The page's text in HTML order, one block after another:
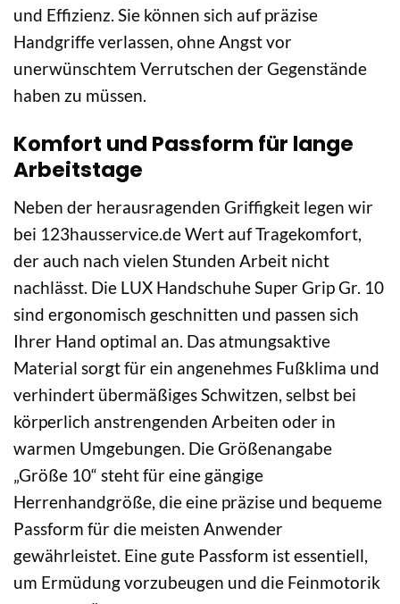
und Effizienz. Sie können sich auf präzise
Handgriffe verlassen, ohne Angst vor
unerwünschtem Verrutschen der Gegenstände
haben zu müssen.
Komfort und Passform für lange
Arbeitstage
Neben der herausragenden Griffigkeit legen wir
bei 123hausservice.de Wert auf Tragekomfort,
der auch nach vielen Stunden Arbeit nicht
nachlässt. Die LUX Handschuhe Super Grip Gr. 10
sind ergonomisch geschnitten und passen sich
Ihrer Hand optimal an. Das atmungsaktive
Material sorgt für ein angenehmes Fußklima und
verhindert übermäßiges Schwitzen, selbst bei
körperlich anstrengenden Arbeiten oder in
warmen Umgebungen. Die Größenangabe
„Größe 10“ steht für eine gängige
Herrenhandgröße, die eine präzise und bequeme
Passform für die meisten Anwender
gewährleistet. Eine gute Passform ist essentiell,
um Ermüdung vorzubeugen und die Feinmotorik